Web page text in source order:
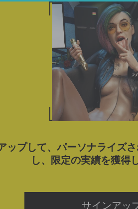
ポルノゲームをダウン
ップして、パーソナライズ
し、限定の実績を獲得
サインアッ